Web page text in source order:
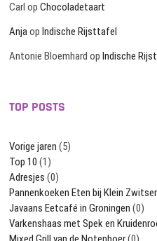
Carl opChocoladetaart
AnjaopIndische Rijsttafel
Antonie Bloemhard opIndische
TOP POSTS
Vorige jaren (5)
Top 10 (1)
Adresjes (0)
Pannenkoeken Eten bij Klein
Javaans Eetcafé in Groningen (0)
Varkenshaas met Spek en